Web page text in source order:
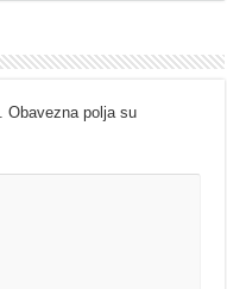
Obavezna polja su